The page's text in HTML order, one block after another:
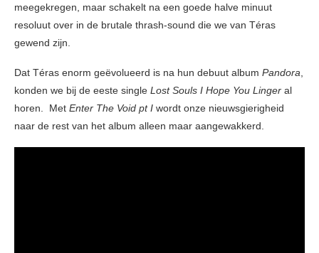
meegekregen, maar schakelt na een goede halve minuut
resoluut over in de brutale thrash-sound die we van Téras
gewend zijn.
Dat Téras enorm geëvolueerd is na hun debuut album Pandora,
konden we bij de eeste single Lost Souls I Hope You Linger al
horen. Met Enter The Void pt I wordt onze nieuwsgierigheid
naar de rest van het album alleen maar aangewakkerd.